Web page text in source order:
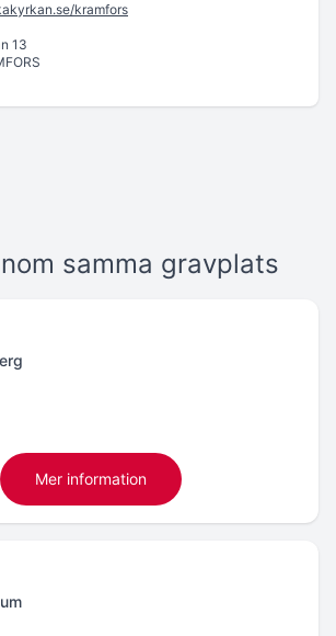
kramfors
13
samma gravplats
Mer information